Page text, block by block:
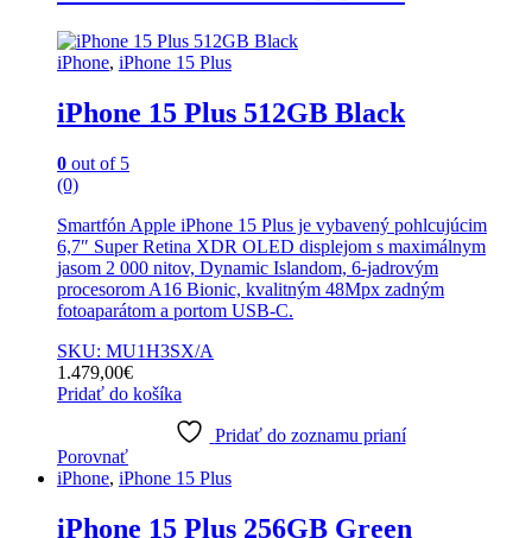
iPhone, iPhone 15 Plus
iPhone 15 Plus 512GB Black
0 out of 5
(0)
Smartfón Apple iPhone 15 Plus je vybavený pohlcujúcim
6,7″ Super Retina XDR OLED displejom s maximálnym
jasom 2 000 nitov, Dynamic Islandom, 6-jadrovým
procesorom A16 Bionic, kvalitným 48Mpx zadným
fotoaparátom a portom USB-C.
SKU: MU1H3SX/A
1.479,00€
Pridať do košíka
Pridať do zoznamu prianí
Porovnať
iPhone, iPhone 15 Plus
iPhone 15 Plus 256GB Green